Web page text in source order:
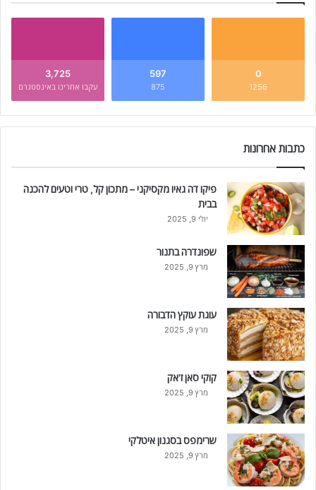
0
1256
597
875
3,725
עקבו אחרינו באינסטגרם
כתבות אחרונות
פיקו דה גאיו מקסיקני – מתכון קל, טרי וטעים להכנה
בבית
יולי 9, 2025
שפונדרה בתנור
מרץ 9, 2025
עוגת עוקץ הדבורה
מרץ 9, 2025
קוקי סאן ז'אק
מרץ 9, 2025
שרימפס בסגנון איטלקי
מרץ 9, 2025